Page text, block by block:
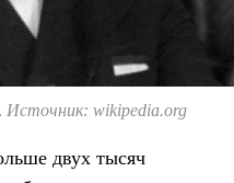
Источник: wikipedia.org
двух тысяч